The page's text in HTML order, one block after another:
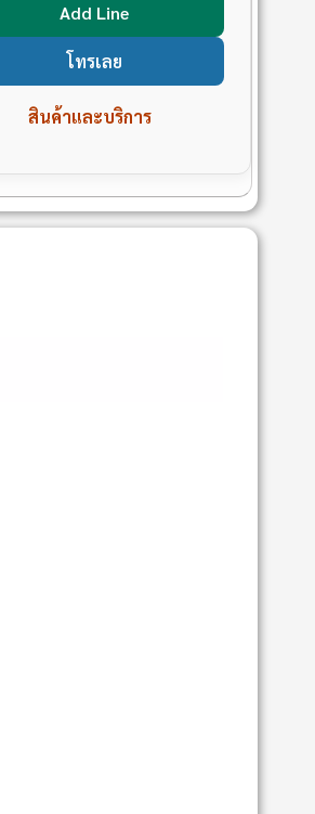
Add Line
โทรเลย
สินค้าและบริการ